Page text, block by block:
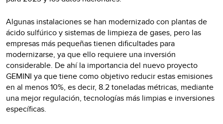
Algunas instalaciones se han modernizado con plantas de
ácido sulfúrico y sistemas de limpieza de gases, pero las
empresas más pequeñas tienen dificultades para
modernizarse, ya que ello requiere una inversión
considerable. De ahí la importancia del nuevo proyecto
GEMINI ya que tiene como objetivo reducir estas emisiones
en al menos 10%, es decir, 8.2 toneladas métricas, mediante
una mejor regulación, tecnologías más limpias e inversiones
específicas.